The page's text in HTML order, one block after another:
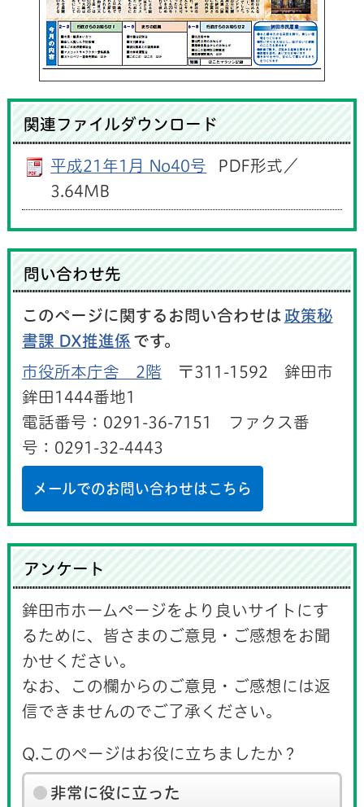
関連ファイルダウンロード
平成21年1月 No40号
PDF形式／
3.64MB
問い合わせ先
このページに関するお問い合わせは 政策秘
書課 DX推進係 です。
市役所本庁舎 2階 〒311-1592 鉾田市
鉾田1444番地1
電話番号：0291-36-7151 ファクス番
号：0291-32-4443
メールでのお問い合わせはこちら
アンケート
鉾田市ホームページをより良いサイトにす
るために、皆さまのご意見・ご感想をお聞
かせください。
なお、この欄からのご意見・ご感想には返
信できませんのでご了承ください。
Q.このページはお役に立ちましたか？
非常に役に立った